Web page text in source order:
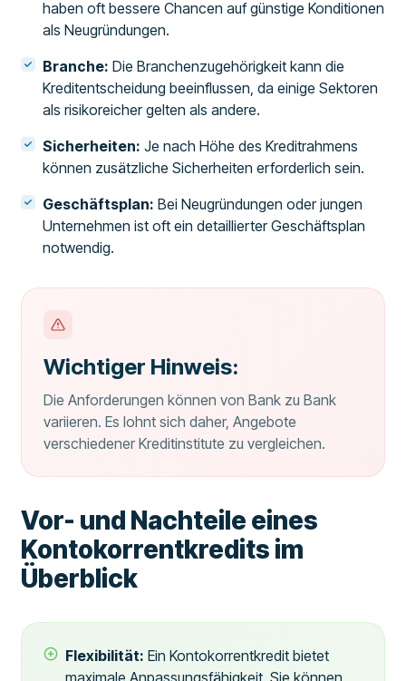
haben oft bessere Chancen auf günstige Konditionen
als Neugründungen.
Branche: Die Branchenzugehörigkeit kann die
Kreditentscheidung beeinflussen, da einige Sektoren
als risikoreicher gelten als andere.
Sicherheiten: Je nach Höhe des Kreditrahmens
können zusätzliche Sicherheiten erforderlich sein.
Geschäftsplan: Bei Neugründungen oder jungen
Unternehmen ist oft ein detaillierter Geschäftsplan
notwendig.
Wichtiger Hinweis:
Die Anforderungen können von Bank zu Bank
variieren. Es lohnt sich daher, Angebote
verschiedener Kreditinstitute zu vergleichen.
Vor- und Nachteile eines
Kontokorrentkredits im
Überblick
Flexibilität: Ein Kontokorrentkredit bietet
maximale Anpassungsfähigkeit. Sie können